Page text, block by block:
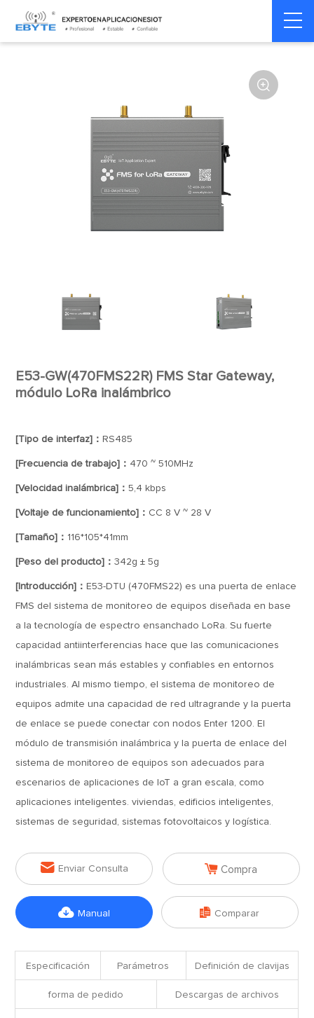
Home > Módem >
inalámbrico

E53-GW(470FMS22R) FMS Star Gateway,
módulo LoRa inalámbrico
[Tipo de interfaz]： RS485
[Frecuencia de trabajo]： 470 ~ 510MHz
[Velocidad inalámbrica]：5,4 kbps
[Voltaje de funcionamiento]： CC 8 V ~ 28 V
[Tamaño]： 116*105*41mm
[Peso del producto]：342g ± 5g
[Introducción]： E53-DTU (470FMS22) es una puerta de enlace
FMS del sistema de monitoreo de equipos diseñada en base
a la tecnología de espectro ensanchado LoRa. Su fuerte
capacidad antiinterferencias hace que las comunicaciones
inalámbricas sean más estables y confiables en entornos
industriales. Al mismo tiempo, el sistema de monitoreo de
equipos admite una capacidad de red ultragrande y la puerta
de enlace se puede conectar con nodos Enter 1200. El
módulo de transmisión inalámbrica y la puerta de enlace del
sistema de monitoreo de equipos son adecuados para
escenarios de aplicaciones de IoT a gran escala, como
aplicaciones inteligentes. viviendas, edificios inteligentes,
sistemas de seguridad, sistemas fotovoltaicos y logística.
 Enviar Consulta  Compra
 Manual  Comparar
Especificación Parámetros Definición de clavijas
forma de pedido Descargas de archivos